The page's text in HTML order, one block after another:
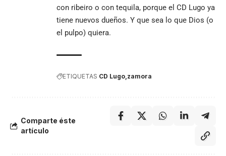
con ribeiro o con tequila, porque el CD Lugo ya
tiene nuevos dueños. Y que sea lo que Dios (o
el pulpo) quiera.
ETIQUETAS CD Lugo zamora
Comparte éste
artículo